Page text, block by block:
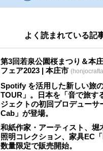
よく読まれている記
第3回若泉公園桜まつり＆本
フェア2023 | 本庄市
Spotify を活用した新しい旅
TOUR」。日本を「音で旅す
ジェクトの初回プロデューサ
Cab」が登場。
和紙作家・アーティスト、堀
照明コレクション、家具EC
数量限定で販売開始。